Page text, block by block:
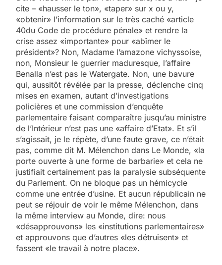
cite – «hausser le ton», «taper» sur x ou y,
«obtenir» l’information sur le très caché «article
40du Code de procédure pénale» et rendre la
crise assez «importante» pour «abîmer le
président»? Non, Madame l’amazone vichyssoise,
non, Monsieur le guerrier maduresque, l’affaire
Benalla n’est pas le Watergate. Non, une bavure
qui, aussitôt révélée par la presse, déclenche cinq
mises en examen, autant d’investigations
policières et une commission d’enquête
parlementaire faisant comparaître jusqu’au ministre
de l’Intérieur n’est pas une «affaire d’Etat». Et s’il
s’agissait, je le répète, d’une faute grave, ce n’était
pas, comme dit M. Mélenchon dans Le Monde, «la
porte ouverte à une forme de barbarie» et cela ne
justifiait certainement pas la paralysie subséquente
du Parlement. On ne bloque pas un hémicycle
comme une entrée d’usine. Et aucun républicain ne
peut se réjouir de voir le même Mélenchon, dans
la même interview au Monde, dire: nous
«désapprouvons» les «institutions parlementaires»
et approuvons que d’autres «les détruisent» et
fassent «le travail à notre place».